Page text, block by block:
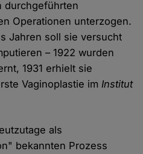
durchgeführten
Operationen unterzogen.
Jahren soll sie versucht
– 1922 wurden
1931 erhielt sie
Vaginoplastie im Institut
als
bekannten Prozess